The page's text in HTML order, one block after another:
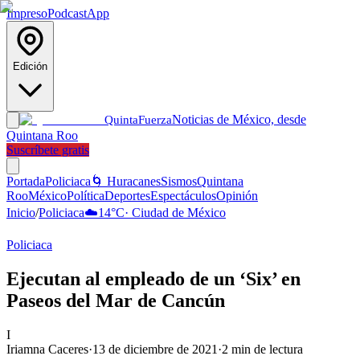
ImpresoPodcastApp
Edición
QuintaFuerzaNoticias de México, desde
Quintana Roo
Suscríbete gratis
PortadaPoliciaca 🌀 HuracanesSismosQuintana
RooMéxicoPolíticaDeportesEspectáculosOpinión
Inicio/Policiaca☁️14°C· Ciudad de México
Policiaca
Ejecutan al empleado de un ‘Six’ en
Paseos del Mar de Cancún
I
Iriamna Caceres·13 de diciembre de 2021 ·2 min de lectura